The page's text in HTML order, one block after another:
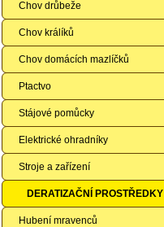
Chov drůbeže
Chov králíků
Chov domácích mazlíčků
Ptactvo
Stájové pomůcky
Elektrické ohradníky
Stroje a zařízení
DERATIZAČNÍ PROSTŘEDKY
Hubení mravenců